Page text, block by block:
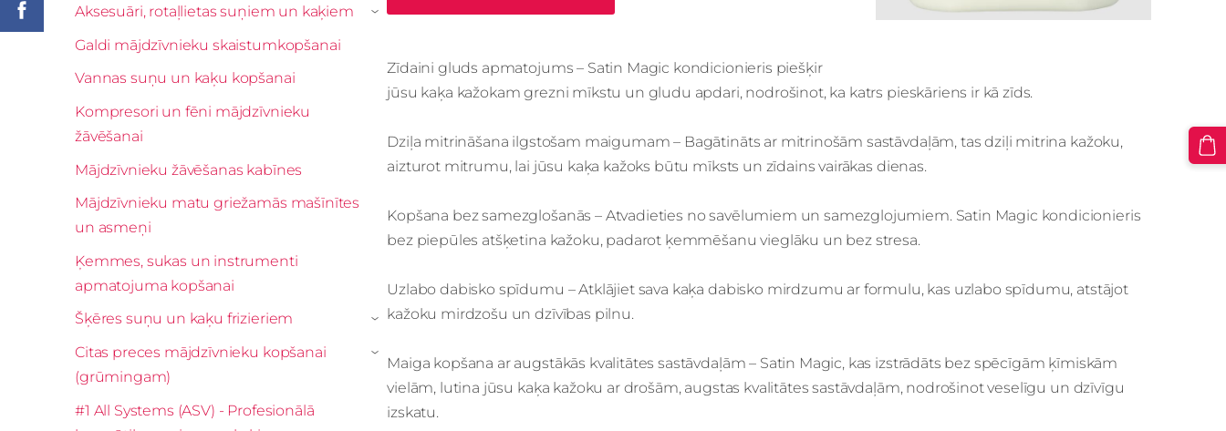
Aksesuāri, rotaļlietas suņiem un kaķiem ›
Galdi mājdzīvnieku skaistumkopšanai
Vannas suņu un kaķu kopšanai
Kompresori un fēni mājdzīvnieku
žāvēšanai
Mājdzīvnieku žāvēšanas kabīnes
Mājdzīvnieku matu griežamās mašīnītes
un asmeņi
Ķemmes, sukas un instrumenti
apmatojuma kopšanai
Šķēres suņu un kaķu frizieriem
›
Citas preces mājdzīvnieku kopšanai
(grūmingam)
›
#1 All Systems (ASV) - Profesionālā
Zīdaini gluds apmatojums – Satin Magic kondicionieris piešķir
jūsu kaķa kažokam grezni mīkstu un gludu apdari, nodrošinot, ka katrs pieskāriens ir kā zīds.
Dziļa mitrināšana ilgstošam maigumam – Bagātināts ar mitrinošām sastāvdaļām, tas dziļi mitrina kažoku,
aizturot mitrumu, lai jūsu kaķa kažoks būtu mīksts un zīdains vairākas dienas.
Kopšana bez samezglošanās – Atvadieties no savēlumiem un samezglojumiem. Satin Magic kondicionieris
bez piepūles atšķetina kažoku, padarot ķemmēšanu vieglāku un bez stresa.
Uzlabo dabisko spīdumu – Atklājiet sava kaķa dabisko mirdzumu ar formulu, kas uzlabo spīdumu, atstājot
kažoku mirdzošu un dzīvības pilnu.
Maiga kopšana ar augstākās kvalitātes sastāvdaļām – Satin Magic, kas izstrādāts bez spēcīgām ķīmiskām
vielām, lutina jūsu kaķa kažoku ar drošām, augstas kvalitātes sastāvdaļām, nodrošinot veselīgu un dzīvīgu
izskatu.